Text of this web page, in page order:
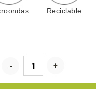
Reciclable